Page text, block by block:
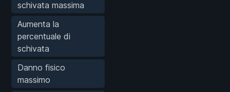
schivata massima
Aumenta la
percentuale di
schivata
Danno fisico
massimo